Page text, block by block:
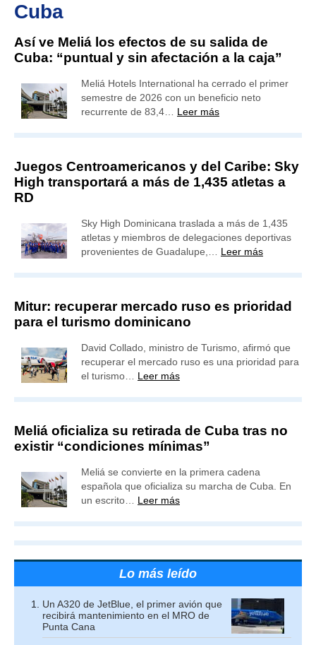
Cuba
Así ve Meliá los efectos de su salida de
Cuba: “puntual y sin afectación a la caja”
Meliá Hotels International ha cerrado el primer
semestre de 2026 con un beneficio neto
recurrente de 83,4… Leer más
Juegos Centroamericanos y del Caribe: Sky
High transportará a más de 1,435 atletas a
RD
Sky High Dominicana traslada a más de 1,435
atletas y miembros de delegaciones deportivas
provenientes de Guadalupe,… Leer más
Mitur: recuperar mercado ruso es prioridad
para el turismo dominicano
David Collado, ministro de Turismo, afirmó que
recuperar el mercado ruso es una prioridad para
el turismo… Leer más
Meliá oficializa su retirada de Cuba tras no
existir “condiciones mínimas”
Meliá se convierte en la primera cadena
española que oficializa su marcha de Cuba. En
un escrito… Leer más
Lo más leído
Un A320 de JetBlue, el primer avión que
recibirá mantenimiento en el MRO de
Punta Cana